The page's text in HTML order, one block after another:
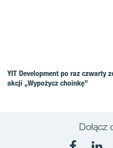
YIT Development po raz czwarty
akcji „Wypożycz choinkę”
Dołącz